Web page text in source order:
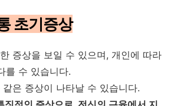
초기증상
증상을 보일 수 있으며, 개인에 따라
를 수 있습니다.
은 증상이 나타날 수 있습니다.